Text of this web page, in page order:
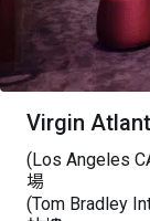
Virgin
(Los Angeles
場
(Tom Bradley